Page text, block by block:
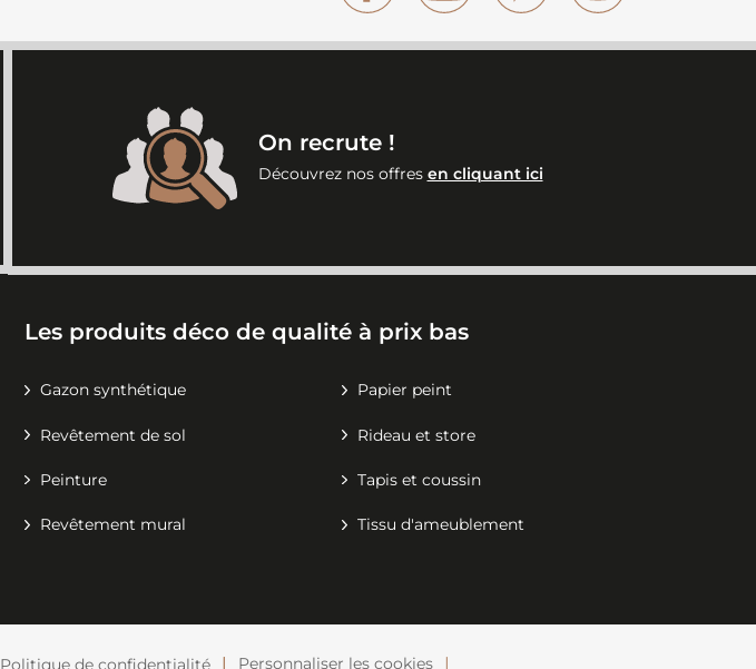
On recrute !
Découvrez nos offres en cliquant ici
Les produits déco de qualité à prix bas
Gazon synthétique Papier peint
Revêtement de sol Rideau et store
Peinture Tapis et coussin
Revêtement mural Tissu d'ameublement
Politique de confidentialité Personnaliser les cookies